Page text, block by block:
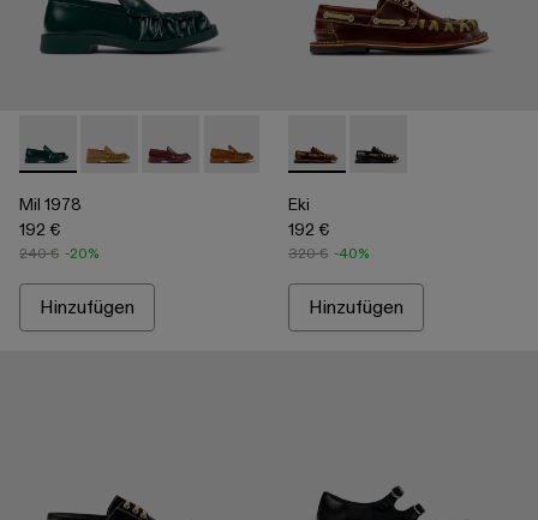
Mil 1978 - A500039-002 - Grüner Lederloafer
Mil 1978 - A500039-006
Mil 1978 - A500039-005
Mil 1978 - A500039-003 - Brauner
Mil 1978 - A500039-001 -
Mil 1978
192 €
240 € -20%
Hinzufügen
Eki - A500040-001 -
Eki - A500040-002 -
Eki
192 €
320 € -40%
Hinzufügen